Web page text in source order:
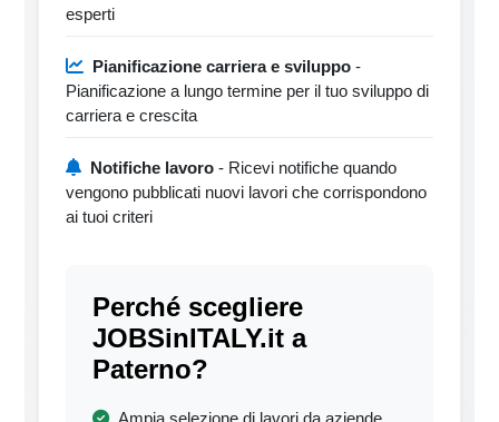
esperti
Pianificazione carriera e sviluppo -
Pianificazione a lungo termine per il tuo sviluppo di
carriera e crescita
Notifiche lavoro - Ricevi notifiche quando
vengono pubblicati nuovi lavori che corrispondono
ai tuoi criteri
Perché scegliere
JOBSinITALY.it a
Paterno?
Ampia selezione di lavori da aziende